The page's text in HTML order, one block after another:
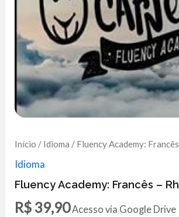
Início / Idioma / Fluency Academy:
Idioma
Fluency Academy: Francês –
R$ 39,90Acesso via Google Drive